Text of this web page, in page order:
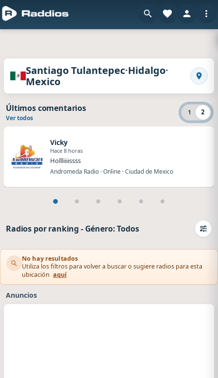
Radios de Santiago Tulantepec · Hidalgo ·
Santiago Tulantepec·Hidalgo·
Mexico
1 2
Últimos comentarios
Ver todos
Vicky
Hace 8 horas
Hollliiiissss
Andromeda Radio · Online · Ciudad de Mexico
Radios por ranking - Género: Todos
No hay resultados
Utiliza los filtros para volver a buscar o sugiere radios para esta
ubicación aquí
Anuncios